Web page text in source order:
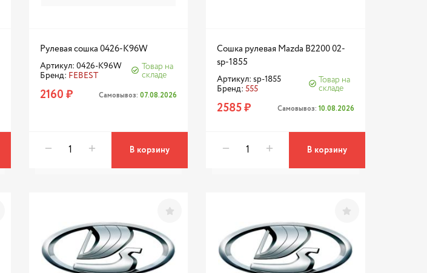
Рулевая сошка 0426-K96W
Артикул: 0426-K96W
Бренд: FEBEST
Товар на
складе
2160 ₽ Самовывоз:07.08.2026
В корзину
Сошка рулевая Mazda B2200 02-
sp-1855
Артикул: sp-1855
Бренд:555
Товар на
складе
2585 ₽ Самовывоз: 10.08.2026
В корзину